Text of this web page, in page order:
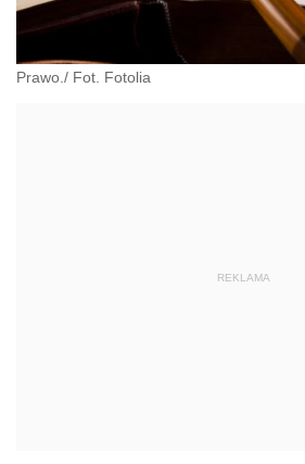
Prawo./ Fot. Fotolia